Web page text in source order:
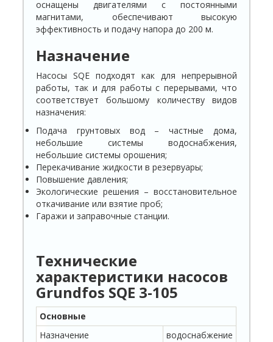
оснащены двигателями с постоянными
магнитами, обеспечивают высокую
эффективность и подачу напора до 200 м.
Назначение
Насосы SQE подходят как для непрерывной
работы, так и для работы с перерывами, что
соответствует большому количеству видов
назначения:
Подача грунтовых вод – частные дома,
небольшие системы водоснабжения,
небольшие системы орошения;
Перекачивание жидкости в резервуары;
Повышение давления;
Экологические решения – восстановительное
откачивание или взятие проб;
Гаражи и заправочные станции.
Технические
характеристики насосов
Grundfos SQE 3-105
Основные
Назначение
водоснабжение